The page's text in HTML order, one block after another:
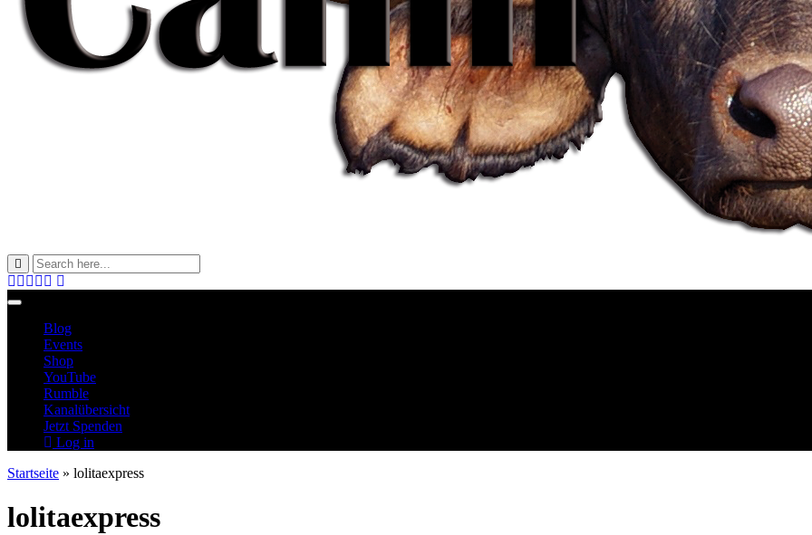
Blog
Events
Shop
YouTube
Rumble
Kanalübersicht
Jetzt Spenden
Log in
Startseite » lolitaexpress
lolitaexpress